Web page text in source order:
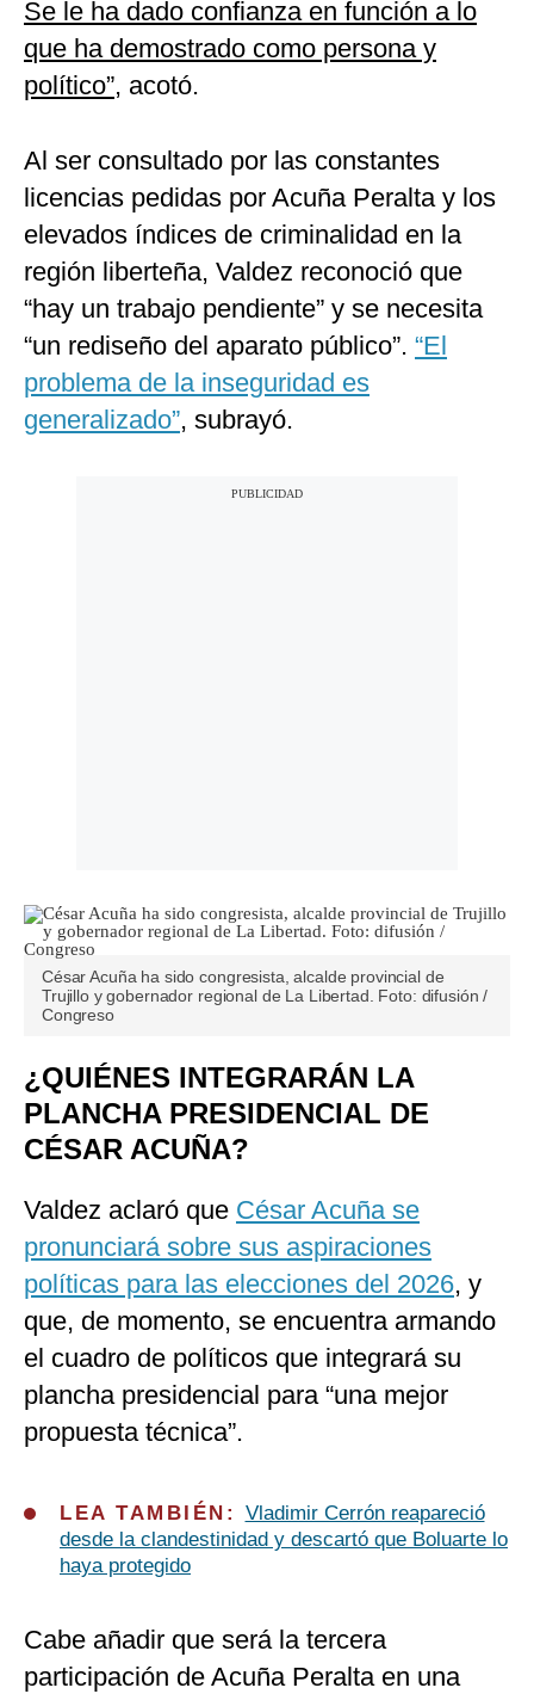
Se le ha dado confianza en función a lo
que ha demostrado como persona y
político”, acotó.
Al ser consultado por las constantes
licencias pedidas por Acuña Peralta y los
elevados índices de criminalidad en la
región liberteña, Valdez reconoció que
“hay un trabajo pendiente” y se necesita
“un rediseño del aparato público”. “El
problema de la inseguridad es
generalizado”, subrayó.
César Acuña ha sido congresista, alcalde provincial de
Trujillo y gobernador regional de La Libertad. Foto: difusión /
Congreso
¿QUIÉNES INTEGRARÁN LA
PLANCHA PRESIDENCIAL DE
CÉSAR ACUÑA?
Valdez aclaró que César Acuña se
pronunciará sobre sus aspiraciones
políticas para las elecciones del 2026, y
que, de momento, se encuentra armando
el cuadro de políticos que integrará su
plancha presidencial para “una mejor
propuesta técnica”.
LEA TAMBIÉN: Vladimir Cerrón reapareció
desde la clandestinidad y descartó que Boluarte lo
haya protegido
Cabe añadir que será la tercera
participación de Acuña Peralta en una